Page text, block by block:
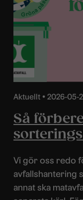
Aktuellt • 2026-05-
Så
Vi gör oss redo
avfallshantering
annat ska